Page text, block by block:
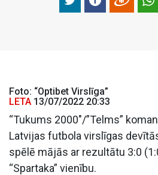
Foto: “Optibet Virslīga”
LETA 13/07/2022 20:33
“Tukums 2000″/”Telms”
Latvijas futbola virslīgas
spēlē mājās ar rezultātu 3:0
“Spartaka” vienību.